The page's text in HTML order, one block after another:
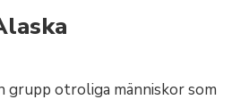
grupp otroliga människor som